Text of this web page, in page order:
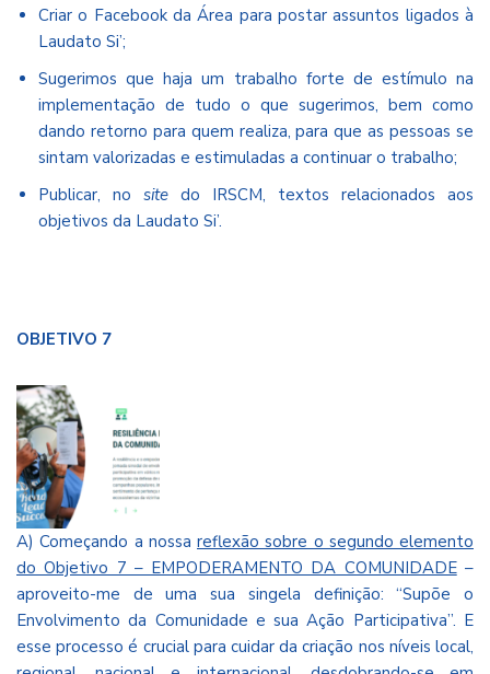
Criar o Facebook da Área para postar assuntos ligados à
Laudato Si’;
Sugerimos que haja um trabalho forte de estímulo na
implementação de tudo o que sugerimos, bem como
dando retorno para quem realiza, para que as pessoas se
sintam valorizadas e estimuladas a continuar o trabalho;
Publicar, no site do IRSCM, textos relacionados aos
objetivos da Laudato Si’.
OBJETIVO 7
A) Começando a nossa reflexão sobre o segundo elemento
do Objetivo 7 – EMPODERAMENTO DA COMUNIDADE–
aproveito-me de uma sua singela definição: “Supõe o
Envolvimento da Comunidade e sua Ação Participativa”. E
esse processo é crucial para cuidar da criação nos níveis local,